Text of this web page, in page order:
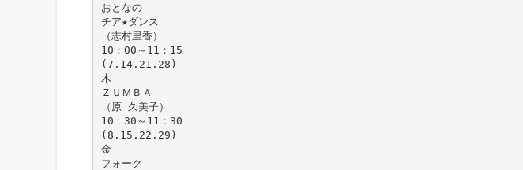
おとなの
チア★ダンス
（志村里香）
10：00～11：15
(7.14.21.28)
木
ＺＵＭＢＡ
（原 久美子）
10：30～11：30
(8.15.22.29)
金
フォーク